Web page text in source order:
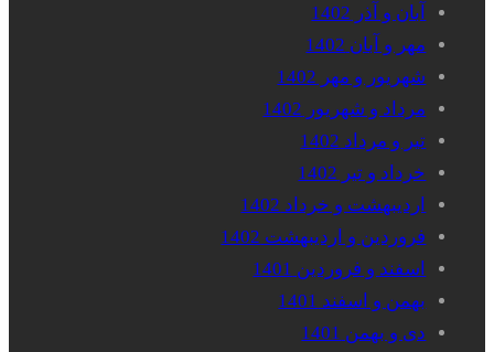
آبان و آذر 1402
مهر و آبان 1402
شهریور و مهر 1402
مرداد و شهریور 1402
تیر و مرداد 1402
خرداد و تیر 1402
اردیبهشت و خرداد 1402
فروردین و اردیبهشت 1402
اسفند و فروردین 1401
بهمن و اسفند 1401
دی و بهمن 1401